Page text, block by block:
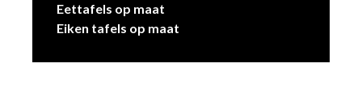
Eettafels op maat
Eiken tafels op maat